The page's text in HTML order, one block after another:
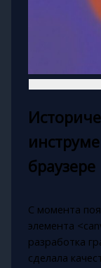
браузере
С момента
элемента
разработка
сделала